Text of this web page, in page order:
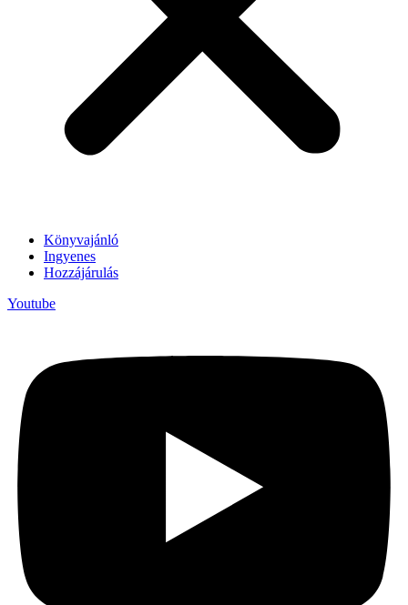
Könyvajánló
Ingyenes
Hozzájárulás
Youtube